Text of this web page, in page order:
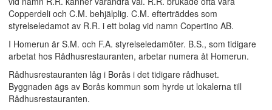
Copperdeli och C.M. behjälplig. C.M. efterträddes som
styrelseledamot av R.R. i ett bolag vid namn Copertino AB.
I Homerun är S.M. och F.A. styrelseledamöter. B.S., som tidigare
arbetat hos Rådhusrestauranten, arbetar numera åt Homerun.
Rådhusrestauranten låg i Borås i det tidigare rådhuset.
Byggnaden ägs av Borås kommun som hyrde ut lokalerna till
Rådhusrestauranten.